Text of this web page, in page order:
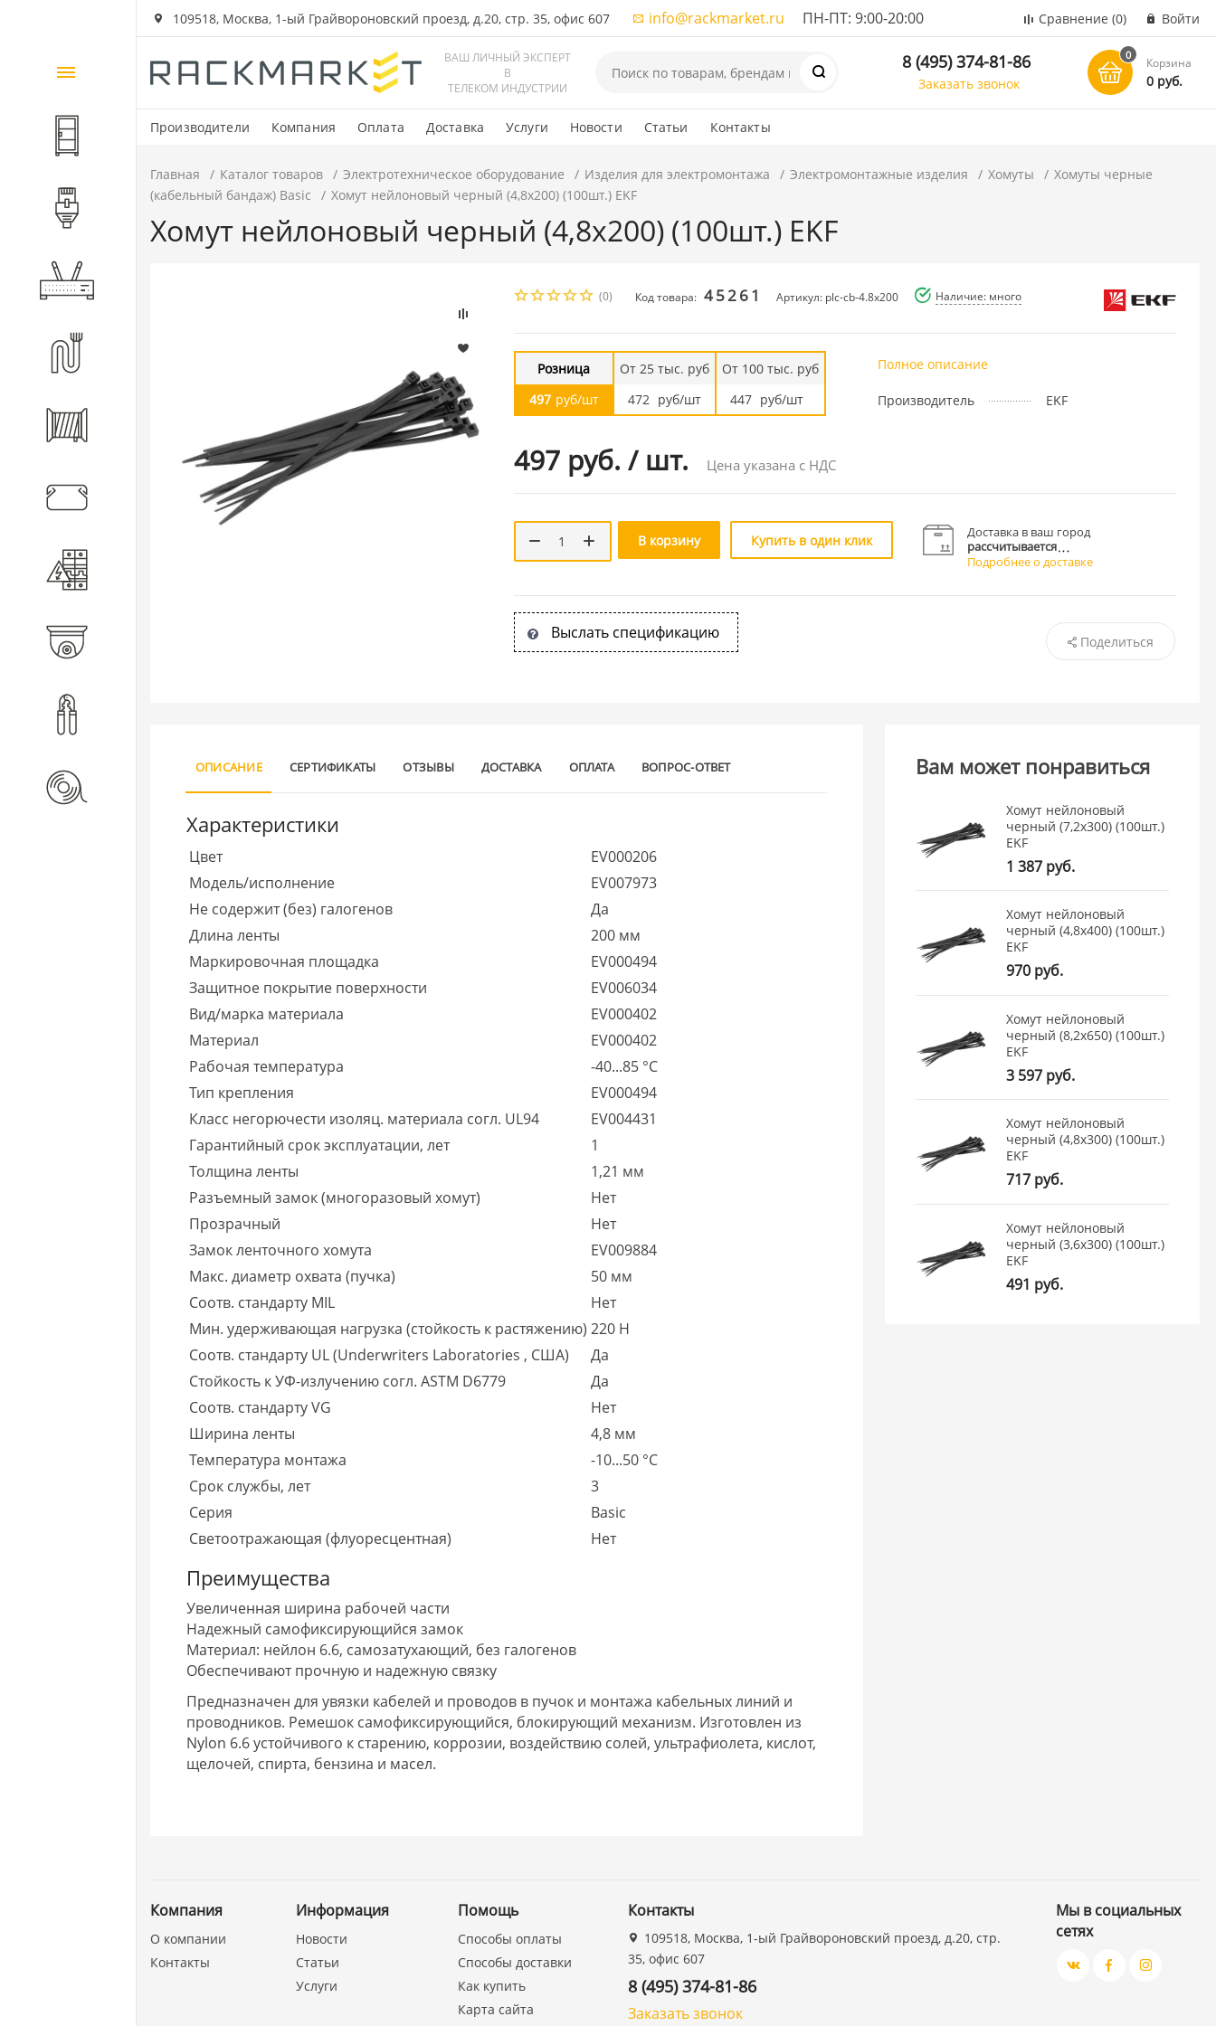
109518, Москва, 1-ый Грайвороновский проезд, д.20, стр. 35, офис 607 info@rackmarket.ru ПН-ПТ: 9:00-20:00 Сравнение (0) Войти
ВАШ ЛИЧНЫЙ ЭКСПЕРТ
В
ТЕЛЕКОМ ИНДУСТРИИ
8 (495) 374-81-86
Заказать звонок
0
Корзина
0 руб.
Производители Компания Оплата Доставка Услуги Новости Статьи Контакты
Каталог
товаров
Шкафы и стойки
Кабеленесущие системы
Главная Каталог товаров Электротехническое оборудование Изделия для электромонтажа Электромонтажные изделия Хомуты
Хомуты черные
(кабельный бандаж) Basic
Хомут нейлоновый черный (4,8х200) (100шт.) EKF
Хомут нейлоновый черный (4,8х200) (100шт.) EKF
(0) Код товара: 45261 Артикул: plc-cb-4.8x200 Наличие: много
Розница
497 руб/шт
От 25 тыс. руб
472 руб/шт
От 100 тыс. руб
447 руб/шт
497 руб. / шт. Цена указана с НДС
Полное описание
Производитель EKF
В корзину Купить в один клик
Доставка в ваш город
рассчитывается
Подробнее о доставке
Выслать спецификацию Поделиться
ОПИСАНИЕ СЕРТИФИКАТЫ ОТЗЫВЫ ДОСТАВКА ОПЛАТА ВОПРОС-ОТВЕТ
Характеристики
Цвет
EV000206
Модель/исполнение
EV007973
Не содержит (без) галогенов
Да
Длина ленты
200 мм
Маркировочная площадка
EV000494
Защитное покрытие поверхности
EV006034
Вид/марка материала
EV000402
Материал
EV000402
Рабочая температура
-40...85 °C
Тип крепления
EV000494
Класс негорючести изоляц. материала согл. UL94
EV004431
Гарантийный срок эксплуатации, лет
1
Толщина ленты
1,21 мм
Разъемный замок (многоразовый хомут)
Нет
Прозрачный
Нет
Замок ленточного хомута
EV009884
Макс. диаметр охвата (пучка)
50 мм
Соотв. стандарту MIL
Нет
Мин. удерживающая нагрузка (стойкость к растяжению) 220 Н
Соотв. стандарту UL (Underwriters Laboratories , США)
Да
Стойкость к УФ-излучению согл. ASTM D6779
Да
Соотв. стандарту VG
Нет
Ширина ленты
4,8 мм
Температура монтажа
-10...50 °C
Срок службы, лет
3
Серия
Basic
Светоотражающая (флуоресцентная)
Нет
Преимущества
Увеличенная ширина рабочей части
Надежный самофиксирующийся замок
Материал: нейлон 6.6, самозатухающий, без галогенов
Обеспечивают прочную и надежную связку
Предназначен для увязки кабелей и проводов в пучок и монтажа кабельных линий и
проводников. Ремешок самофиксирующийся, блокирующий механизм. Изготовлен из
Nylon 6.6 устойчивого к старению, коррозии, воздействию солей, ультрафиолета, кислот,
щелочей, спирта, бензина и масел.
Вам может понравиться
Хомут нейлоновый
черный (7,2х300) (100шт.)
EKF
1 387 руб.
Хомут нейлоновый
черный (4,8х400) (100шт.)
EKF
970 руб.
Хомут нейлоновый
черный (8,2х650) (100шт.)
EKF
3 597 руб.
Хомут нейлоновый
черный (4,8х300) (100шт.)
EKF
717 руб.
Хомут нейлоновый
черный (3,6х300) (100шт.)
EKF
491 руб.
Компания
О компании
Контакты
Информация
Новости
Статьи
Услуги
Помощь
Способы оплаты
Способы доставки
Как купить
Карта сайта
Контакты
109518, Москва, 1-ый Грайвороновский проезд, д.20, стр.
35, офис 607
8 (495) 374-81-86
Заказать звонок
Мы в социальных
сетях